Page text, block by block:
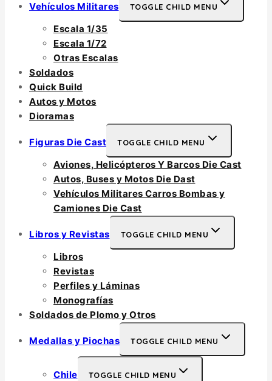
Vehículos Militares TOGGLE CHILD MENU
Escala 1/35
Escala 1/72
Otras Escalas
Soldados
Quick Build
Autos y Motos
Dioramas
Figuras Die Cast TOGGLE CHILD MENU
Aviones, Helicópteros Y Barcos Die Cast
Autos, Buses y Motos Die Dast
Vehículos Militares Carros Bombas y
Camiones Die Cast
Libros y Revistas TOGGLE CHILD MENU
Libros
Revistas
Perfiles y Láminas
Monografías
Soldados de Plomo y Otros
Medallas y Piochas TOGGLE CHILD MENU
Chile TOGGLE CHILD MENU